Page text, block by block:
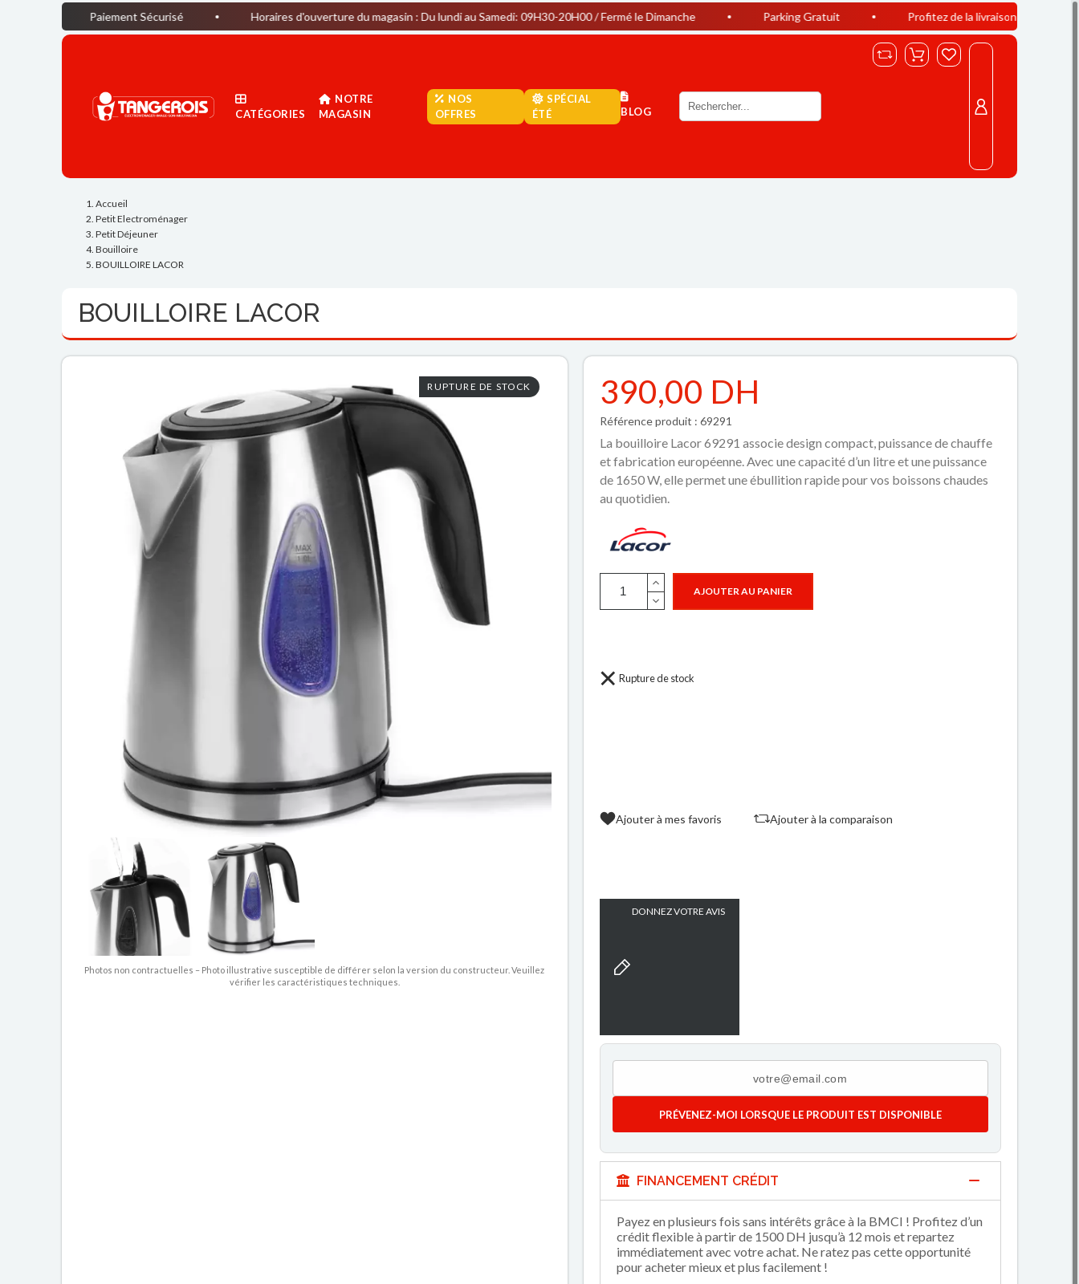
Paiement Sécurisé Horaires d'ouverture du magasin : Du lundi au Samedi: 09H30-20H00 / Fermé le Dimanche Parking Gratuit Profitez de la livraison offerte à Casablanca dès
CATÉGORIES
NOTRE
MAGASIN
NOS
OFFRES
SPÉCIAL
ÉTÉ
BLOG
Accueil
Petit Electroménager
Petit Déjeuner
Bouilloire
BOUILLOIRE LACOR
BOUILLOIRE LACOR
RUPTURE DE STOCK
Photos non contractuelles – Photo illustrative susceptible de différer selon la version du constructeur. Veuillez
vérifier les caractéristiques techniques.
390,00 DH
Référence produit : 69291
La bouilloire Lacor 69291 associe design compact, puissance de chauffe
et fabrication européenne. Avec une capacité d’un litre et une puissance
de 1650 W, elle permet une ébullition rapide pour vos boissons chaudes
au quotidien.
AJOUTER AU PANIER
Rupture de stock
Ajouter à mes favoris Ajouter à la comparaison
DONNEZ VOTRE AVIS
PRÉVENEZ-MOI LORSQUE LE PRODUIT EST DISPONIBLE
FINANCEMENT CRÉDIT
Payez en plusieurs fois sans intérêts grâce à la BMCI ! Profitez d’un
crédit flexible à partir de 1500 DH jusqu’à 12 mois et repartez
immédiatement avec votre achat. Ne ratez pas cette opportunité
pour acheter mieux et plus facilement !